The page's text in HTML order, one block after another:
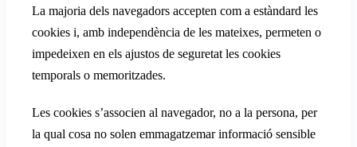
La majoria dels navegadors accepten com a estàndard les
cookies i, amb independència de les mateixes, permeten o
impedeixen en els ajustos de seguretat les cookies
temporals o memoritzades.
Les cookies s’associen al navegador, no a la persona, per
la qual cosa no solen emmagatzemar informació sensible